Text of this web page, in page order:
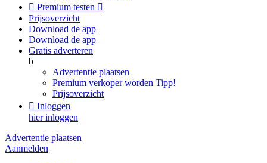
 Premium testen 
Prijsoverzicht
Download de app
Download de app
Gratis adverteren
b
Advertentie plaatsen
Premium verkoper worden Tipp!
Prijsoverzicht
 Inloggen
hier inloggen
Advertentie plaatsen
Aanmelden